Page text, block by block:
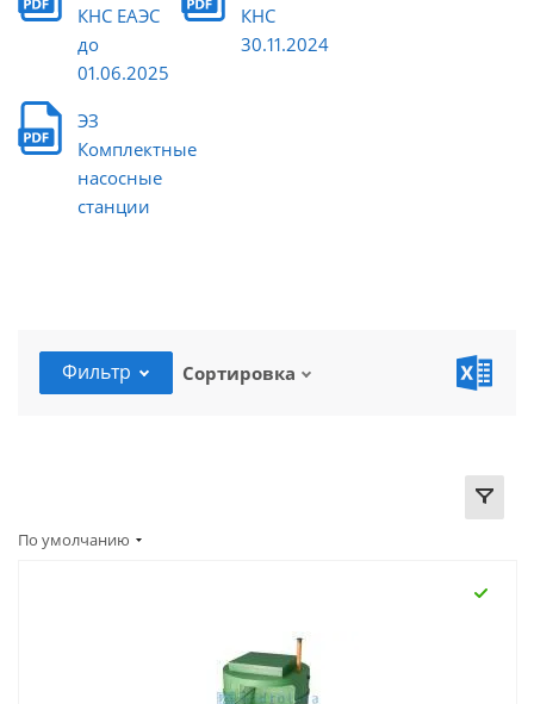
КНС ЕАЭС
до
01.06.2025
КНС
30.11.2024
ЭЗ
Комплектные
насосные
станции
Фильтр Сортировка
По умолчанию